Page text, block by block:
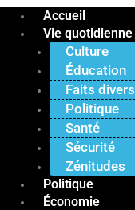
Accueil
Vie quotidienne
Culture
Éducation
Faits divers
Politique
Santé
Sécurité
Zénitudes
Politique
Économie